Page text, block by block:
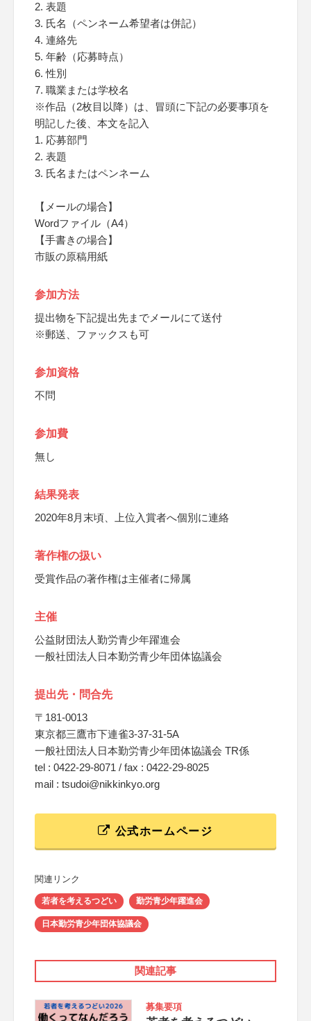
2. 表題
3. 氏名（ペンネーム希望者は併記）
4. 連絡先
5. 年齢（応募時点）
6. 性別
7. 職業または学校名
※作品（2枚目以降）は、冒頭に下記の必要事項を
明記した後、本文を記入
1. 応募部門
2. 表題
3. 氏名またはペンネーム
【メールの場合】
Wordファイル（A4）
【手書きの場合】
市販の原稿用紙
参加方法
提出物を下記提出先までメールにて送付
※郵送、ファックスも可
参加資格
不問
参加費
無し
結果発表
2020年8月末頃、上位入賞者へ個別に連絡
著作権の扱い
受賞作品の著作権は主催者に帰属
主催
公益財団法人勤労青少年躍進会
一般社団法人日本勤労青少年団体協議会
提出先・問合先
〒181-0013
東京都三鷹市下連雀3-37-31-5A
一般社団法人日本勤労青少年団体協議会 TR係
tel : 0422-29-8071 / fax : 0422-29-8025
mail : tsudoi@nikkinkyo.org
公式ホームページ
関連リンク
若者を考えるつどい 勤労青少年躍進会
日本勤労青少年団体協議会
関連記事
募集要項